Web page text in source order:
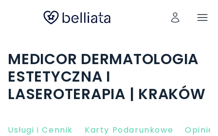
MEDICOR DERMATOLOGIA
ESTETYCZNA I
LASEROTERAPIA | KRAKÓW
Usługi i Cennik Karty Podarunkowe Opinie